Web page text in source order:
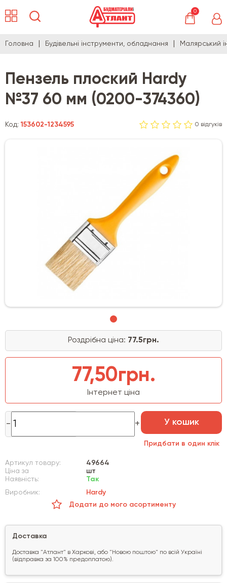
0
Головна Будівельні інструменти, обладнання Малярський
Пензель плоский Hardy
№37 60 мм (0200-374360)
Код:153602-1234595 0 відгуків
Роздрібна ціна: 77.5грн.
77,50грн.
Інтернет ціна
У кошик
Придбати в один клік
Артикул товару:
49664
Ціна за
шт
Наявність:
Так
Виробник:
Hardy
Додати до мого асортименту
Доставка
Доставка "Атлант" в Харкові, або "Новою поштою" по всій Україні
(відправка за 100% предоплатою).